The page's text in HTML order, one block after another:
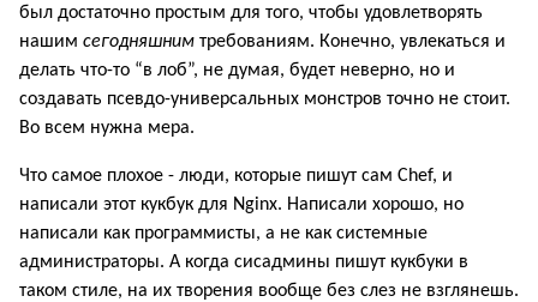
был достаточно простым для того, чтобы удовлетворять
нашим сегодняшним требованиям. Конечно, увлекаться и
делать что-то “в лоб”, не думая, будет неверно, но и
создавать псевдо-универсальных монстров точно не стоит.
Во всем нужна мера.
Что самое плохое - люди, которые пишут сам Chef, и
написали этот кукбук для Nginx. Написали хорошо, но
написали как программисты, а не как системные
администраторы. А когда сисадмины пишут кукбуки в
таком стиле, на их творения вообще без слез не взглянешь.